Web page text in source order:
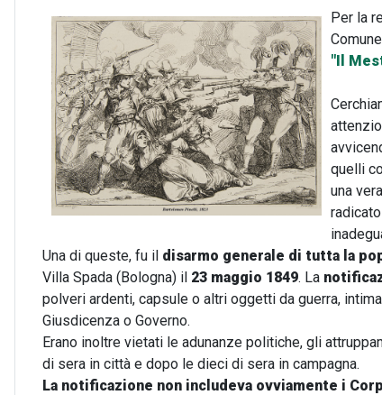
Per la
"Il
quelli
una
Una di queste, fu il disarmo generale di tutta la
Villa Spada (Bologna) il 23 maggio 1849. La
polveri ardenti, capsule o altri oggetti da guerra,
Giusdicenza o Governo.
Erano inoltre vietati le adunanze politiche, gli
di sera in città e dopo le dieci di sera in campagna.
La notificazione non includeva ovviamente i